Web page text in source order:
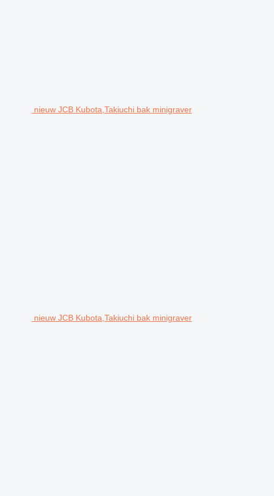
nieuw JCB Kubota,Takiuchi bak minigraver
nieuw JCB Kubota,Takiuchi bak minigraver